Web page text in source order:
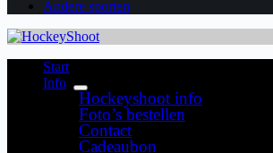
Andere sporten
Start
Info
Hockeyshoot info
Foto’s bestellen
Contact
Cadeaubon